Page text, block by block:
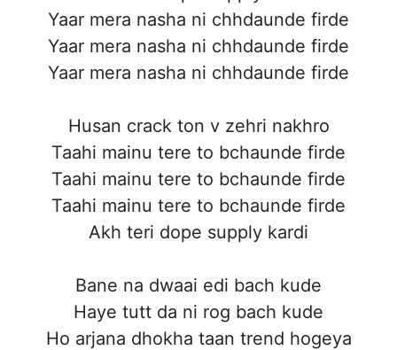
Yaar mera nasha ni chhdaunde firde
Yaar mera nasha ni chhdaunde firde
Yaar mera nasha ni chhdaunde firde
Husan crack ton v zehri nakhro
Taahi mainu tere to bchaunde firde
Taahi mainu tere to bchaunde firde
Taahi mainu tere to bchaunde firde
Akh teri dope supply kardi
Bane na dwaai edi bach kude
Haye tutt da ni rog bach kude
Ho arjana dhokha taan trend hogeya